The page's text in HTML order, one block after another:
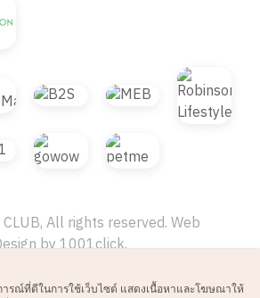
All rights reserved. Web
by1001click.
ารณ์ที่ดีในการใช้เว็บไซต์ แสดงเนื้อหาและโฆษณาให้